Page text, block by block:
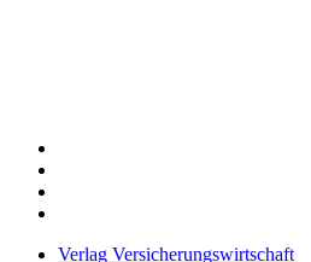
Verlag Versicherungswirtschaft